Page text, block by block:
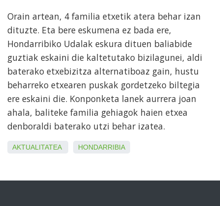
Orain artean, 4 familia etxetik atera behar izan
dituzte. Eta bere eskumena ez bada ere,
Hondarribiko Udalak eskura dituen baliabide
guztiak eskaini die kaltetutako bizilagunei, aldi
baterako etxebizitza alternatiboaz gain, hustu
beharreko etxearen puskak gordetzeko biltegia
ere eskaini die. Konponketa lanek aurrera joan
ahala, baliteke familia gehiagok haien etxea
denboraldi baterako utzi behar izatea.
AKTUALITATEA HONDARRIBIA